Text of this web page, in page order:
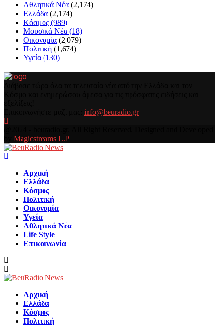
Αθλητικά Νέα (2,174)
Ελλάδα (2,174)
Κόσμος (989)
Μουσικά Νέα (18)
Οικονομία (2,079)
Πολιτική (1,674)
Υγεία (130)
info@beuradio.gr
Magicstreams L.P
Αρχική
Ελλάδα
Κόσμος
Πολιτική
Οικονομία
Υγεία
Αθλητικά Νέα
Life Style
Επικοινωνία
Αρχική
Ελλάδα
Κόσμος
Πολιτική